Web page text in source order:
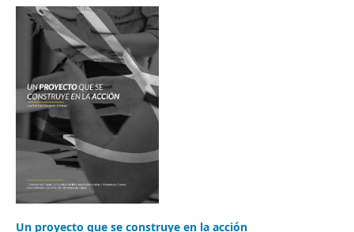
Un proyecto que se construye en la acción